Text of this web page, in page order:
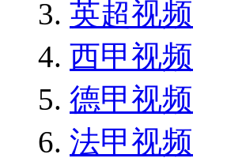
英超视频
西甲视频
德甲视频
法甲视频